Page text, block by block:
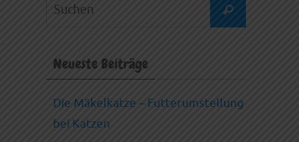
Suchen
Neueste Beiträge
Die Mäkelkatze – Futterumstellung
bei Katzen